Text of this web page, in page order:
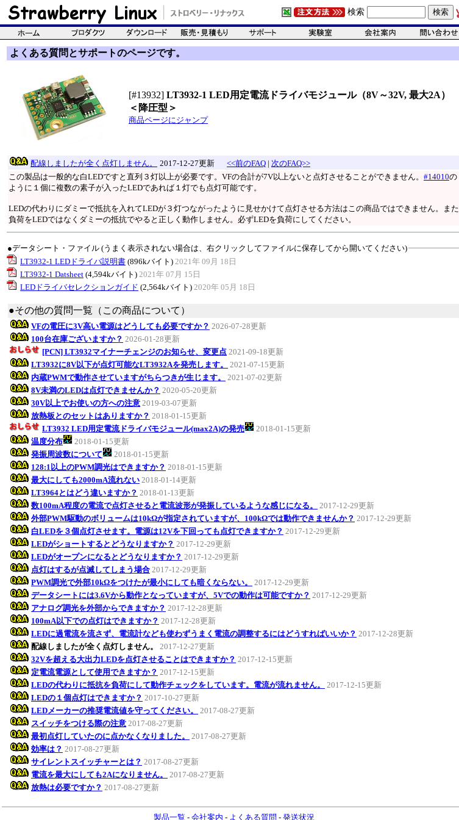
検索
よくある質問とサポートのページです。
[#13932] LT3932-1 LED用定電流ドライバモジュール（8V～32V, 最大2A）
＜降圧型＞
商品ページにジャンプ
配線しましたが全く点灯しません。 2017-12-27更新 <<前のFAQ | 次のFAQ>>
この製品は一般的な白LEDですと直列３灯以上が必要です。VFの合計が7V以上ないと点灯させることができません。 #14010の
ように１個に複数の素子が入ったLEDであれば１灯でも点灯可能です。
LEDの代わりにダミーで抵抗を入れてLEDが３灯つながったように見せかけて点灯させる方法はこの商品ではできません。また
負荷をLEDではなくダミーの抵抗でやると正しく動作しません。必ずLEDを負荷にしてください。
●データシート・ファイル (うまく表示されない場合は、右クリックしてファイルに保存してから開いてください)
LT3932-1 LEDドライバ説明書 (896kバイト) 2021年 09月 18日
LT3932-1 Datsheet (4,594kバイト) 2021年 07月 15日
LEDドライバセレクションガイド (2,564kバイト) 2020年 05月 18日
●その他の質問一覧（この商品について）
VFの電圧に3V高い電源はどうしても必要ですか？ 2026-07-28更新
100台在庫ございますか？ 2026-01-28更新
[PCN] LT3932マイナーチェンジのお知らせ、変更点 2021-09-18更新
LT3932に8V以下が点灯可能なLT3932Aを発売します。
2021-07-15更新
内蔵PWMで動作させていますがちらつきが生じます。
2021-07-02更新
8V未満のLEDは点灯できませんか？ 2020-05-20更新
30V以上でお使いの方への注意 2019-03-07更新
放熱板とのセットはありますか？ 2018-01-15更新
LT3932 LED用定電流ドライバモジュール(max2A)の発売
2018-01-15更新
温度分布
2018-01-15更新
発振周波数について
2018-01-15更新
128:1以上のPWM調光はできますか？ 2018-01-15更新
最大にしても2000mA流れない 2018-01-14更新
LT3964とはどう違いますか？ 2018-01-13更新
数100mA程度の電流で点灯させると電流波形が発振しているような感じになる。
2017-12-29更新
外部PWM駆動のボリュームは10kΩが指定されていますが、100kΩでは動作できませんか？ 2017-12-29更新
白LEDを３個点灯させます。電源は12Vを下回っても点灯できますか？ 2017-12-29更新
LEDがショートするとどうなりますか？ 2017-12-29更新
LEDがオープンになるとどうなりますか？ 2017-12-29更新
点灯はするが点滅してしまう場合 2017-12-29更新
PWM調光で外部10kΩをつけたが最小にしても暗くならない。
2017-12-29更新
データシートには3.6Vから動作となっていますが、5Vでの動作は可能ですか？ 2017-12-29更新
アナログ調光を外部からできますか？ 2017-12-28更新
100mA以下での点灯はできますか？ 2017-12-28更新
LEDに過電流を流さず、電流計なども使わずうまく電流の調整するにはどうすればいいか？ 2017-12-28更新
配線しましたが全く点灯しません。
2017-12-27更新
32Vを超える大出力LEDを点灯させることはできますか？ 2017-12-15更新
定電流電源として使用できますか？ 2017-12-15更新
LEDの代わりに抵抗を負荷にして動作チェックをしています。電流が流れません。
2017-12-15更新
LEDの１個点灯はできますか？ 2017-10-27更新
LEDメーカーの推奨電流値を守ってください。
2017-08-27更新
スイッチをつける際の注意 2017-08-27更新
最初点灯していたのに点かなくなりました。
2017-08-27更新
効率は？ 2017-08-27更新
サイレントスイッチャーとは？ 2017-08-27更新
電流を最大にしても2Aになりません。
2017-08-27更新
放熱は必要ですか？ 2017-08-27更新
製品一覧 - 会社案内 - よくある質問 - 発送状況